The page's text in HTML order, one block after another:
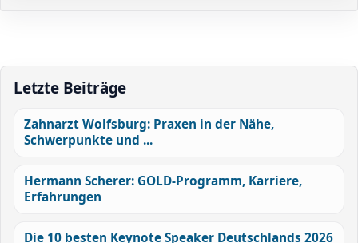
Letzte Beiträge
Zahnarzt Wolfsburg: Praxen in der Nähe,
Schwerpunkte und ...
Hermann Scherer: GOLD-Programm, Karriere,
Erfahrungen
Die 10 besten Keynote Speaker Deutschlands 2026